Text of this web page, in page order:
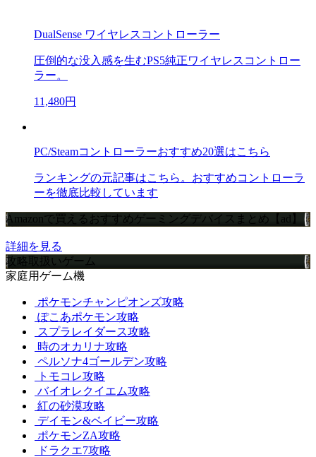
DualSense ワイヤレスコントローラー
圧倒的な没入感を生むPS5純正ワイヤレスコントロー
ラー。
11,480円
PC/Steamコントローラーおすすめ20選はこちら
ランキングの元記事はこちら。おすすめコントローラ
ーを徹底比較しています
Amazonで買えるおすすめゲーミングデバイスまとめ【ad】
詳細を見る
攻略取扱いゲーム
家庭用ゲーム機
ポケモンチャンピオンズ攻略
ぽこあポケモン攻略
スプラレイダース攻略
時のオカリナ攻略
ペルソナ4ゴールデン攻略
トモコレ攻略
バイオレクイエム攻略
紅の砂漠攻略
デイモン&ベイビー攻略
ポケモンZA攻略
ドラクエ7攻略